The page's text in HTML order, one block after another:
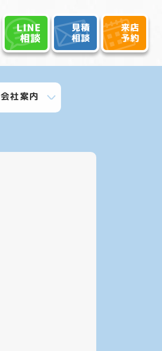
LINE
相談
見積
相談
来店
予約
会社案内